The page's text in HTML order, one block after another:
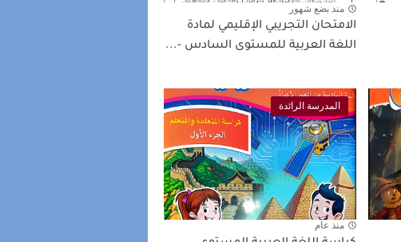
منذ بضع شهور
الامتحان التجريبي الإقليمي لمادة
اللغة العربية للمستوى السادس -...
المدرسة الرائدة
منذ عام